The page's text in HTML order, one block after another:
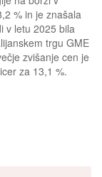
% in je znašala
v letu 2025 bila
trgu GME
zvišanje cen je
za 13,1 %.